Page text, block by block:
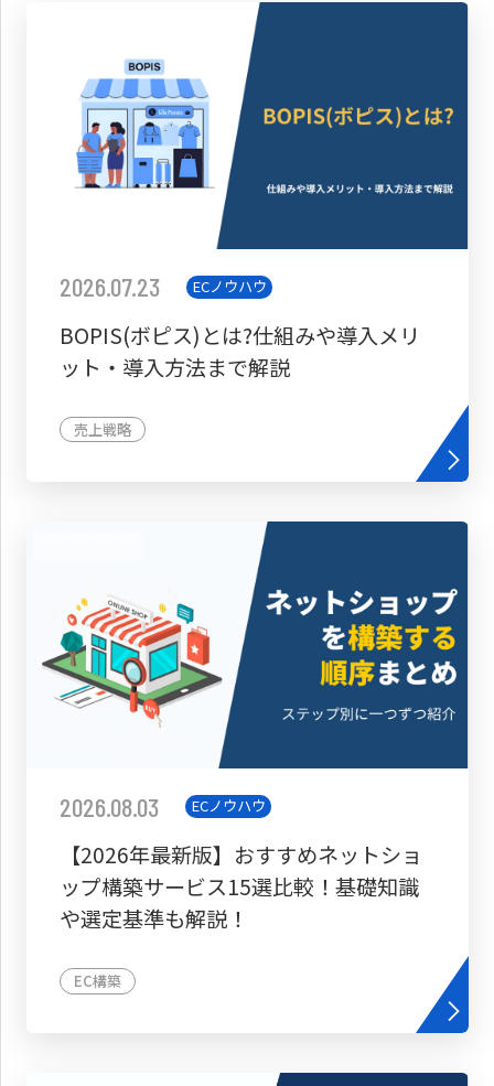
2026.07.23 ECノウハウ
BOPIS(ボピス)とは?仕組みや導入メリ
ット・導入方法まで解説
売上戦略
2026.08.03 ECノウハウ
【2026年最新版】おすすめネットショ
ップ構築サービス15選比較！基礎知識
や選定基準も解説！
EC構築